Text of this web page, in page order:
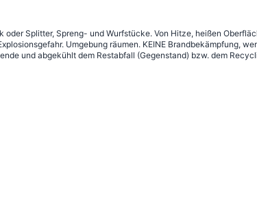
oder Splitter, Spreng- und Wurfstücke. Von Hitze, heißen
Umgebung räumen. KEINE Brandbekämpfung,
und abgekühlt dem Restabfall (Gegenstand) bzw. dem